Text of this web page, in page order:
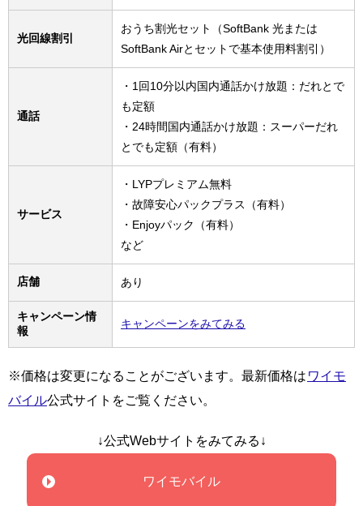
光回線割引
おうち割光セット（SoftBank 光または
SoftBank Airとセットで基本使用料割引）
通話
・1回10分以内国内通話かけ放題：だれとで
も定額
・24時間国内通話かけ放題：スーパーだれ
とでも定額（有料）
サービス
・LYPプレミアム無料
・故障安心パックプラス（有料）
・Enjoyパック（有料）
など
店舗 あり
キャンペーン情
報
キャンペーンをみてみる
※価格は変更になることがございます。最新価格は ワイモ
バイル公式サイトをご覧ください。
↓公式Webサイトをみてみる↓
ワイモバイル